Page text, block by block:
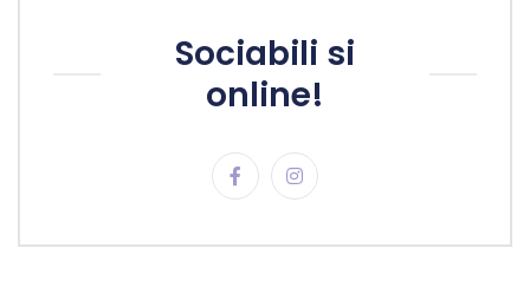
Sociabili si
online!